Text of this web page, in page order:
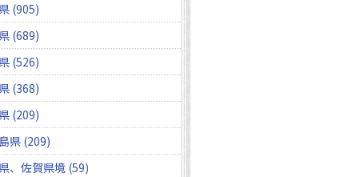
(905)
(689)
(526)
(368)
(209)
県 (209)
、佐賀県境 (59)